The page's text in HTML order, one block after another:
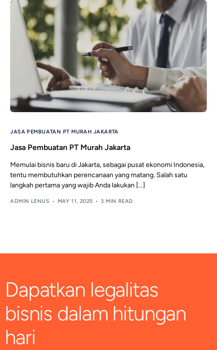
JASA PEMBUATAN PT MURAH JAKARTA
Jasa Pembuatan PT Murah Jakarta
Memulai bisnis baru di Jakarta, sebagai pusat ekonomi Indonesia,
tentu membutuhkan perencanaan yang matang. Salah satu
langkah pertama yang wajib Anda lakukan […]
ADMIN LENUS MAY 11, 2025 3 MIN READ
Dapatkan legalitas
bisnis dalam hitungan
hari